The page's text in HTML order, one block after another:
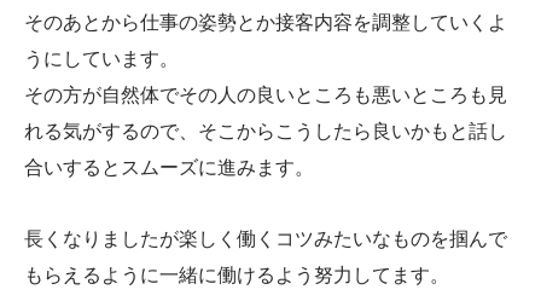
そのあとから仕事の姿勢とか接客内容を調整していくよ
うにしています。
その方が自然体でその人の良いところも悪いところも見
れる気がするので、そこからこうしたら良いかもと話し
合いするとスムーズに進みます。
長くなりましたが楽しく働くコツみたいなものを掴んで
もらえるように一緒に働けるよう努力してます。